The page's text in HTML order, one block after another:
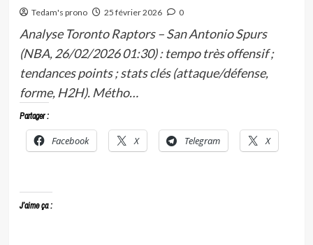
Tedam's prono 25 février 2026 0
Analyse Toronto Raptors – San Antonio Spurs
(NBA, 26/02/2026 01:30) : tempo très offensif ;
tendances points ; stats clés (attaque/défense,
forme, H2H). Métho…
Partager :
Facebook X Telegram X
J’aime ça :